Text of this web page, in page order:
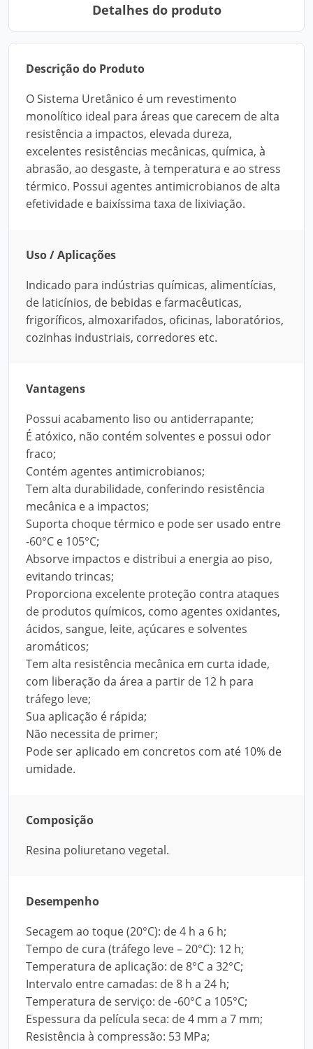
Detalhes do produto
Descrição do Produto
O Sistema Uretânico é um revestimento
monolítico ideal para áreas que carecem de alta
resistência a impactos, elevada dureza,
excelentes resistências mecânicas, química, à
abrasão, ao desgaste, à temperatura e ao stress
térmico. Possui agentes antimicrobianos de alta
efetividade e baixíssima taxa de lixiviação.
Uso / Aplicações
Indicado para indústrias químicas, alimentícias,
de laticínios, de bebidas e farmacêuticas,
frigoríficos, almoxarifados, oficinas, laboratórios,
cozinhas industriais, corredores etc.
Vantagens
Possui acabamento liso ou antiderrapante;
É atóxico, não contém solventes e possui odor
fraco;
Contém agentes antimicrobianos;
Tem alta durabilidade, conferindo resistência
mecânica e a impactos;
Suporta choque térmico e pode ser usado entre
-60°C e 105°C;
Absorve impactos e distribui a energia ao piso,
evitando trincas;
Proporciona excelente proteção contra ataques
de produtos químicos, como agentes oxidantes,
ácidos, sangue, leite, açúcares e solventes
aromáticos;
Tem alta resistência mecânica em curta idade,
com liberação da área a partir de 12 h para
tráfego leve;
Sua aplicação é rápida;
Não necessita de primer;
Pode ser aplicado em concretos com até 10% de
umidade.
Composição
Resina poliuretano vegetal.
Desempenho
Secagem ao toque (20°C): de 4 h a 6 h;
Tempo de cura (tráfego leve – 20°C): 12 h;
Temperatura de aplicação: de 8°C a 32°C;
Intervalo entre camadas: de 8 h a 24 h;
Temperatura de serviço: de -60°C a 105°C;
Espessura da película seca: de 4 mm a 7 mm;
Resistência à compressão: 53 MPa;